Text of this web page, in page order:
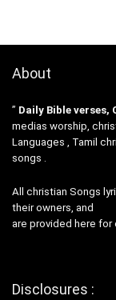
About
” Daily Bible
medias worship,
Languages , Tamil
songs .
All christian Songs
their owners, and
are provided here for
Disclosures :